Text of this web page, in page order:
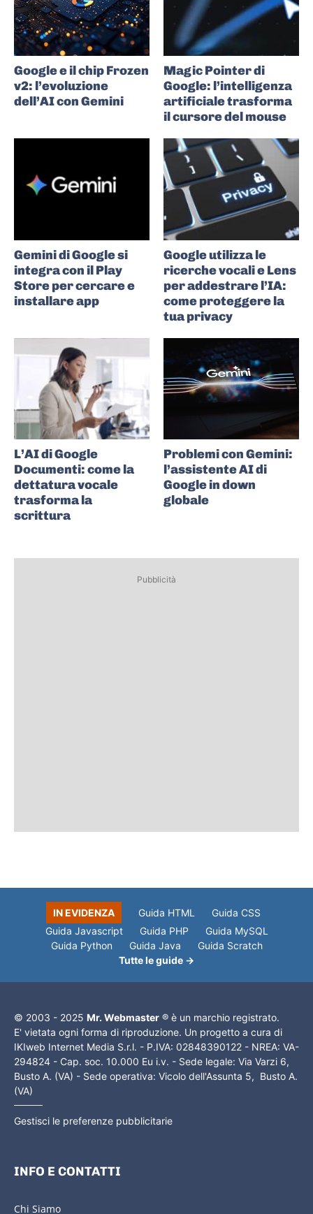
Google e il chip Frozen
v2: l’evoluzione
dell’AI con Gemini
Magic Pointer di
Google: l’intelligenza
artificiale trasforma
il cursore del mouse
Gemini di Google si
integra con il Play
Store per cercare e
installare app
Google utilizza le
ricerche vocali e Lens
per addestrare l’IA:
come proteggere la
tua privacy
L’AI di Google
Documenti: come la
dettatura vocale
trasforma la
scrittura
Problemi con Gemini:
l’assistente AI di
Google in down
globale
Pubblicità
IN EVIDENZA Guida HTML
Guida CSS
Guida Javascript
Guida PHP
Guida MySQL
Guida Python
Guida Java
Guida Scratch
Tutte le guide →
© 2003 - 2025 Mr. Webmaster ® è un marchio registrato.
E' vietata ogni forma di riproduzione. Un progetto a cura di
IKIweb Internet Media S.r.l. - P.IVA: 02848390122 - NREA: VA-
294824 - Cap. soc. 10.000 Eu i.v. - Sede legale: Via Varzi 6,
Busto A. (VA) - Sede operativa: Vicolo dell'Assunta 5, Busto A.
(VA)
Gestisci le preferenze pubblicitarie
INFO E CONTATTI
Chi Siamo